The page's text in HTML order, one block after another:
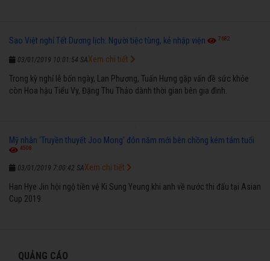
Sao Việt nghỉ Tết Dương lịch: Người tiệc tùng, kẻ nhập viện 7682
03/01/2019 10:01:54 SA
Trong kỳ nghỉ lễ bốn ngày, Lan Phương, Tuấn Hưng gặp vấn đề sức khỏe
còn Hoa hậu Tiểu Vy, Đặng Thu Thảo dành thời gian bên gia đình.
Xem chi tiết
Mỹ nhân 'Truyền thuyết Joo Mong' đón năm mới bên chồng kém tám tuổi
4508
03/01/2019 7:00:42 SA
Han Hye Jin hội ngộ tiền vệ Ki Sung Yeung khi anh về nước thi đấu tại Asian
Cup 2019.
Xem chi tiết
QUẢNG CÁO